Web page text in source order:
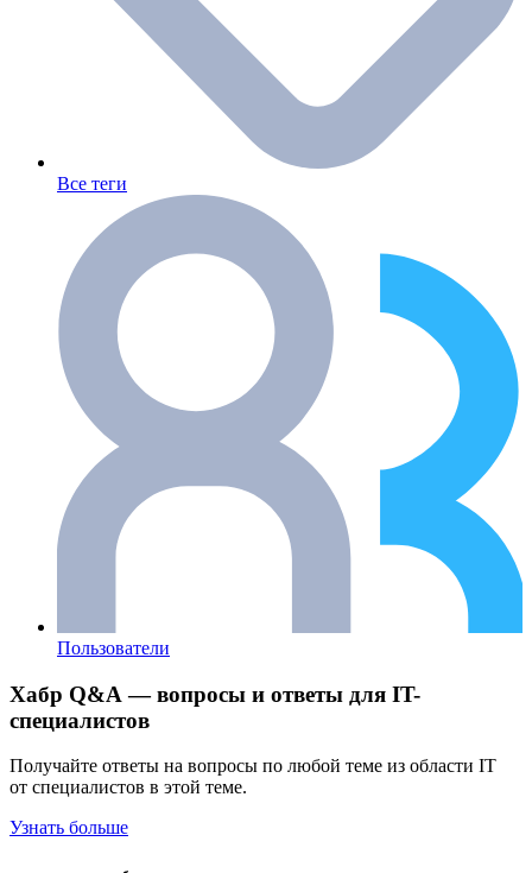
Все теги
Пользователи
Хабр Q&A — вопросы и ответы для IT-
специалистов
Получайте ответы на вопросы по любой теме из области IT
от специалистов в этой теме.
Узнать больше